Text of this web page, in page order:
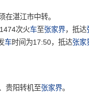
在湛江市中转。
次火车至张家界，抵达
车时间为17:50，抵达张家
贵阳转机至张家界。